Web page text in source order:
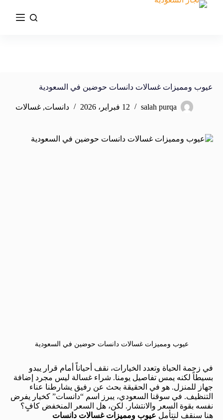
عيوب ومميزات غسالات دانسات حوضين في السعودية
salah purqa 12 فبراير، 2026 دانسات, غسالات
عيوب ومميزات غسالات دانسات حوضين في السعودية
في زحمة الحياة وتعدد الخيارات، نقف أحياناً أمام قرار يبدو
بسيطاً لكنه يمس تفاصيل يومنا. شراء غسالة ليس مجرد إضافة
جهاز للمنزل. هو في الحقيقة بحث عن رفيق يشارطنا عناء
التنظيف. في سوقنا السعودي، يبرز اسم “دانسات” كخيار يفرض
نفسه بقوة السعر والانتشار. لكن، هل السعر المنخفض كافٍ؟
هنا سنقف لنتأمل عيوب ومميزات غسالات دانسات